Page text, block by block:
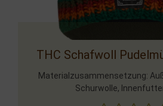
THC Schafwoll
Materialzusammensetzung:
Schurwolle,